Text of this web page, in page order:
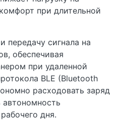
при длительной
передачу сигнала на
обеспечивая
при удаленной
BLE (Bluetooth
расходовать заряд
дня.